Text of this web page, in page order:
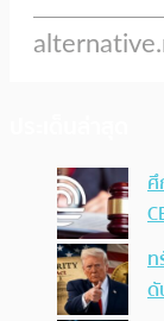
ศึ
ท
ดั